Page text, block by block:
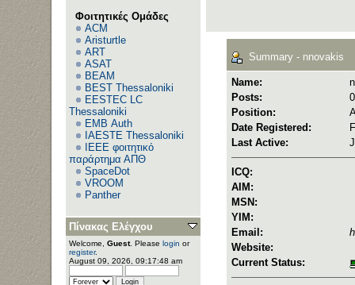
Φοιτητικές Ομάδες
ACM
Aristurtle
ART
ASAT
BEAM
BEST Thessaloniki
EESTEC LC
Thessaloniki
EΜΒ Auth
IAESTE Thessaloniki
IEEE φοιτητικό
παράρτημα ΑΠΘ
SpaceDot
VROOM
Panther
Πίνακας Ελέγχου
Welcome, Guest. Please login or
register.
August 09, 2026, 09:17:48 am
Summary - nnovakis
Name:
Posts:
Position:
Date Registered:
Last Active:
ICQ:
AIM:
MSN:
YIM:
Email:
Website:
Current Status: